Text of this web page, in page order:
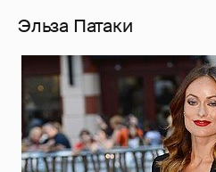
Эльза Патаки